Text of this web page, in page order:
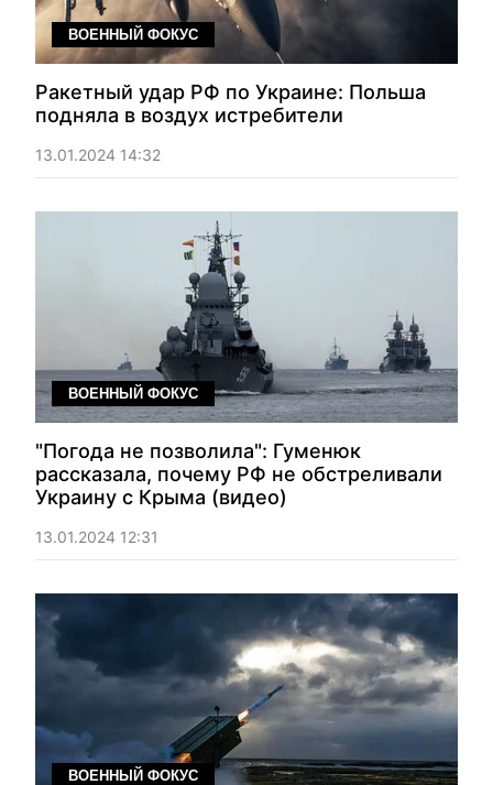
ВОЕННЫЙ ФОКУС
Ракетный удар РФ по Украине: Польша
подняла в воздух истребители
13.01.2024 14:32
ВОЕННЫЙ ФОКУС
"Погода не позволила": Гуменюк
рассказала, почему РФ не обстреливали
Украину с Крыма (видео)
13.01.2024 12:31
ВОЕННЫЙ ФОКУС